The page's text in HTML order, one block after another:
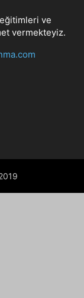
ve
vermekteyiz.